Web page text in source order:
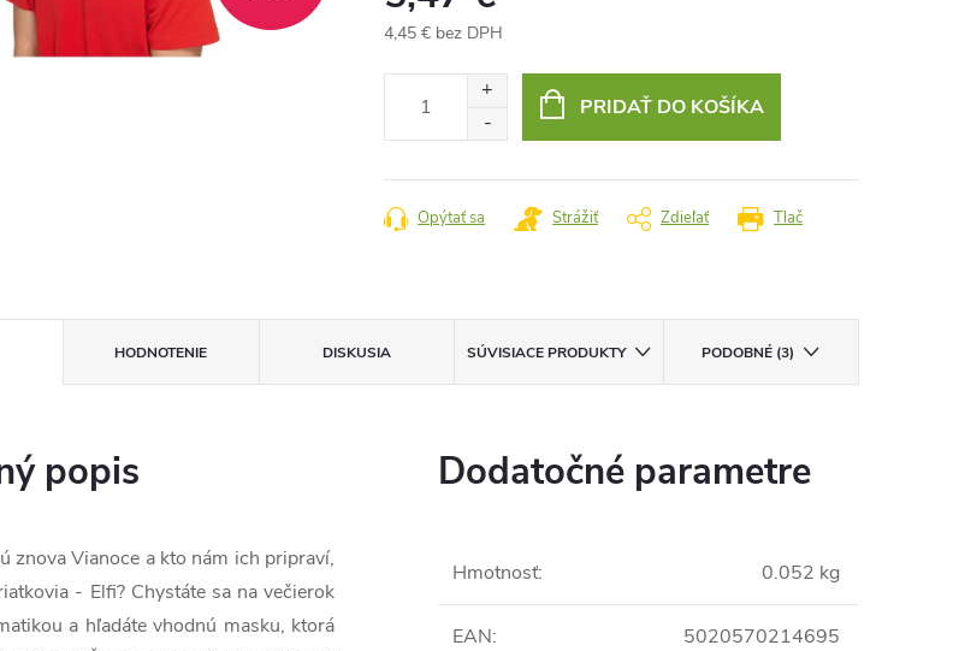
4,45 € bez DPH
PRIDAŤ DO KOŠÍKA
Tlač
Opýtať sa Strážiť Zdieľať
HODNOTENIE DISKUSIA SÚVISIACE PRODUKTY PODOBNÉ (3)
popis
znova Vianoce a kto nám ich pripraví,
- Elfi? Chystáte sa na večierok
a hľadáte vhodnú masku, ktorá
Dodatočné parametre
Hmotnosť: 0.052 kg
EAN: 5020570214695